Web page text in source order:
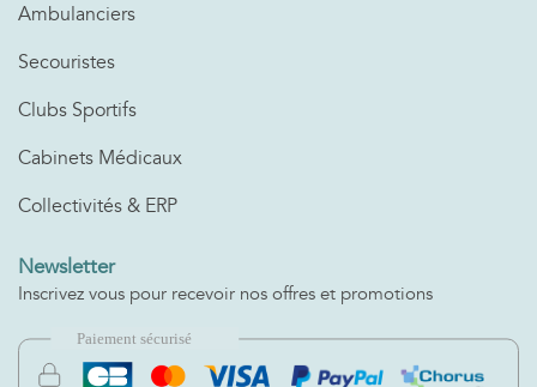
Ambulanciers
Secouristes
Clubs Sportifs
Cabinets Médicaux
Collectivités & ERP
Newsletter
Inscrivez vous pour recevoir nos offres et promotions